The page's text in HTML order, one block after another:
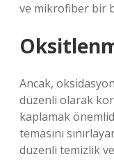
ve mikrofiber bir
Ancak,
düzenli olarak
kaplamak
temasını
düzenli temizlik